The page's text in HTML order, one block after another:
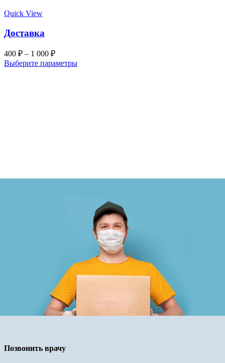
Quick View
Доставка
400 ₽ – 1 000 ₽
Выберите параметры
Позвонить врачу